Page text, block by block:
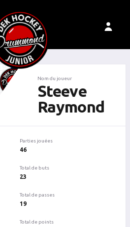
Nom du joueur
Steeve
Raymond
Parties jouées
46
Total de buts
23
Total de passes
19
Total de points